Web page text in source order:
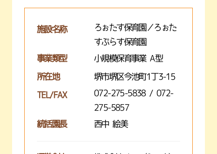
施設名称
ろぉたす保育園／ろぉた
すぷらす保育園
事業類型
小規模保育事業 A型
所在地 堺市堺区今池町1丁3-15
TEL/FAX
072-275-5838 / 072-
275-5857
統括園長
西中 絵美